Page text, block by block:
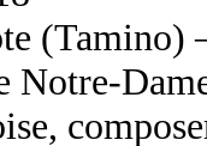
(Tamino)
Notre-